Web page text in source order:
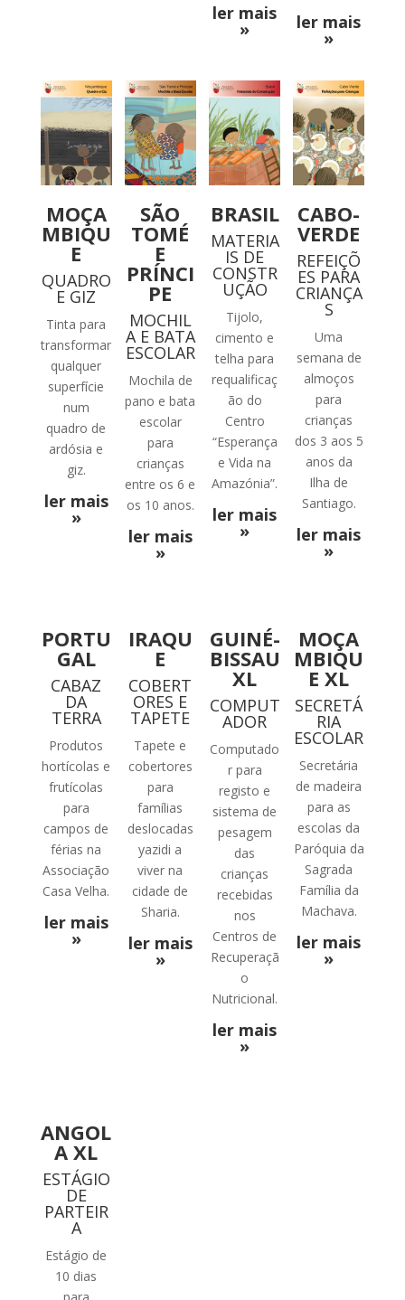
ler mais
» ler mais
»
MOÇA
MBIQU
E
QUADRO
E GIZ
Tinta para
transformar
qualquer
superfície
num
quadro de
ardósia e
giz.
ler mais
»
SÃO
TOMÉ
E
PRÍNCI
PE
MOCHIL
A E BATA
ESCOLAR
Mochila de
pano e bata
escolar
para
crianças
entre os 6 e
os 10 anos.
ler mais
»
BRASIL
MATERIA
IS DE
CONSTR
UÇÃO
Tijolo,
cimento e
telha para
requalificaç
ão do
Centro
“Esperança
e Vida na
Amazónia”.
ler mais
»
CABO-
VERDE
REFEIÇÕ
ES PARA
CRIANÇA
S
Uma
semana de
almoços
para
crianças
dos 3 aos 5
anos da
Ilha de
Santiago.
ler mais
»
PORTU
GAL
CABAZ
DA
TERRA
Produtos
hortícolas e
frutícolas
para
campos de
férias na
Associação
Casa Velha.
ler mais
»
IRAQU
E
COBERT
ORES E
TAPETE
Tapete e
cobertores
para
famílias
deslocadas
yazidi a
viver na
cidade de
Sharia.
ler mais
»
GUINÉ-
BISSAU
XL
COMPUT
ADOR
Computado
r para
registo e
sistema de
pesagem
das
crianças
recebidas
nos
Centros de
Recuperaçã
o
Nutricional.
ler mais
»
MOÇA
MBIQU
E XL
SECRETÁ
RIA
ESCOLAR
Secretária
de madeira
para as
escolas da
Paróquia da
Sagrada
Família da
Machava.
ler mais
»
ANGOL
A XL
ESTÁGIO
DE
PARTEIR
A
Estágio de
10 dias